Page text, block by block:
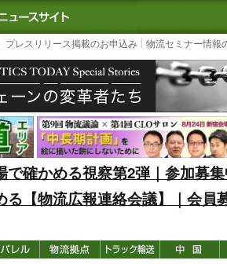
｜国内最大の物流ニュースサイト
3PL, SCMな
プレスリリース掲載のお申込み 物流セミナー情報
確かめる視察第2弾｜参加募
【物流広報連絡会議】｜会員